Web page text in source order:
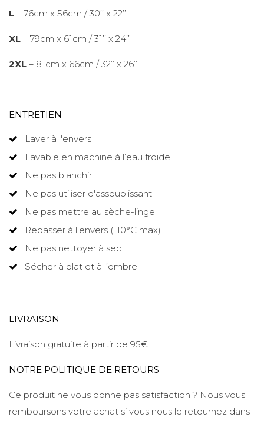
L – 76cm x 56cm / 30’’ x 22’’
XL – 79cm x 61cm / 31’’ x 24’’
2XL – 81cm x 66cm / 32’’ x 26’’
ENTRETIEN
Laver à l'envers
Lavable en machine à l’eau froide
Ne pas blanchir
Ne pas utiliser d'assouplissant
Ne pas mettre au sèche-linge
Repasser à l'envers (110°C max)
Ne pas nettoyer à sec
Sécher à plat et à l’ombre
LIVRAISON
Livraison gratuite à partir de 95€
NOTRE POLITIQUE DE RETOURS
Ce produit ne vous donne pas satisfaction ? Nous vous
remboursons votre achat si vous nous le retournez dans